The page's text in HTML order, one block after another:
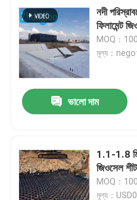
নদী
ফিলামেন্ট
MOQ：
মূল্য：
ভালো দাম
1.1-1.8
জিওসেল
MOQ：
মূল্য：